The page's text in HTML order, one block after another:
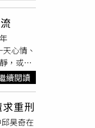
化，公
只能
）最
。（圖／
拉維
鄰國的
問，
送能力
組織
他輸油
行石油
產量已
茲海峽
管線，
心情、
，或依
不住一
繪出充
的神祕
續閱讀
重刑
昊奇在